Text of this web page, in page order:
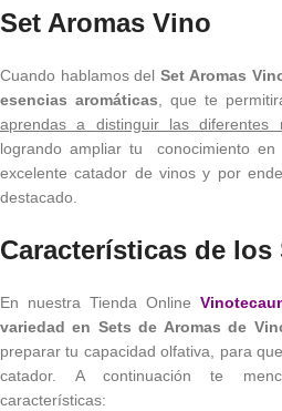
Set Aromas Vino
Cuando hablamos delSet Aromas
esencias aromáticas , que te
aprendas a distinguir las
logrando ampliar tu conocimiento
excelente catador de vinos y por
destacado.
Características de los
En nuestra Tienda Online
variedad en Sets de Aromas de
preparar tu capacidad olfativa, para
catador. A continuación te
características: